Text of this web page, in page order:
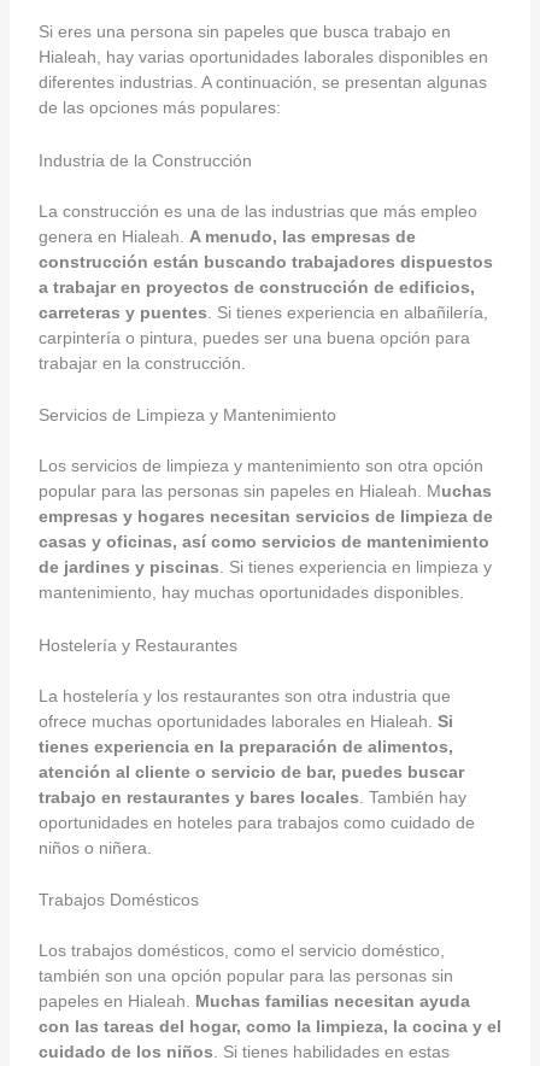
Si eres una persona sin papeles que busca trabajo en
Hialeah, hay varias oportunidades laborales disponibles en
diferentes industrias. A continuación, se presentan algunas
de las opciones más populares:
Industria de la Construcción
La construcción es una de las industrias que más empleo
genera en Hialeah. A menudo, las empresas de
construcción están buscando trabajadores dispuestos
a trabajar en proyectos de construcción de edificios,
carreteras y puentes . Si tienes experiencia en albañilería,
carpintería o pintura, puedes ser una buena opción para
trabajar en la construcción.
Servicios de Limpieza y Mantenimiento
Los servicios de limpieza y mantenimiento son otra opción
popular para las personas sin papeles en Hialeah. Muchas
empresas y hogares necesitan servicios de limpieza de
casas y oficinas, así como servicios de mantenimiento
de jardines y piscinas. Si tienes experiencia en limpieza y
mantenimiento, hay muchas oportunidades disponibles.
Hostelería y Restaurantes
La hostelería y los restaurantes son otra industria que
ofrece muchas oportunidades laborales en Hialeah. Si
tienes experiencia en la preparación de alimentos,
atención al cliente o servicio de bar, puedes buscar
trabajo en restaurantes y bares locales . También hay
oportunidades en hoteles para trabajos como cuidado de
niños o niñera.
Trabajos Domésticos
Los trabajos domésticos, como el servicio doméstico,
también son una opción popular para las personas sin
papeles en Hialeah. Muchas familias necesitan ayuda
con las tareas del hogar, como la limpieza, la cocina y el
cuidado de los niños . Si tienes habilidades en estas